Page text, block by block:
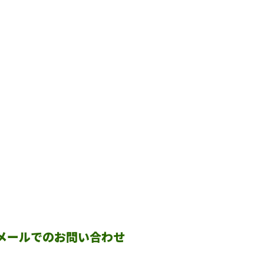
ールでのお問い合わせ